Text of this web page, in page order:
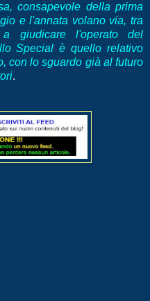
consapevole della prima
e l'annata volano via, tra
giudicare l'operato del
Special è quello relativo
con lo sguardo già al futuro
.